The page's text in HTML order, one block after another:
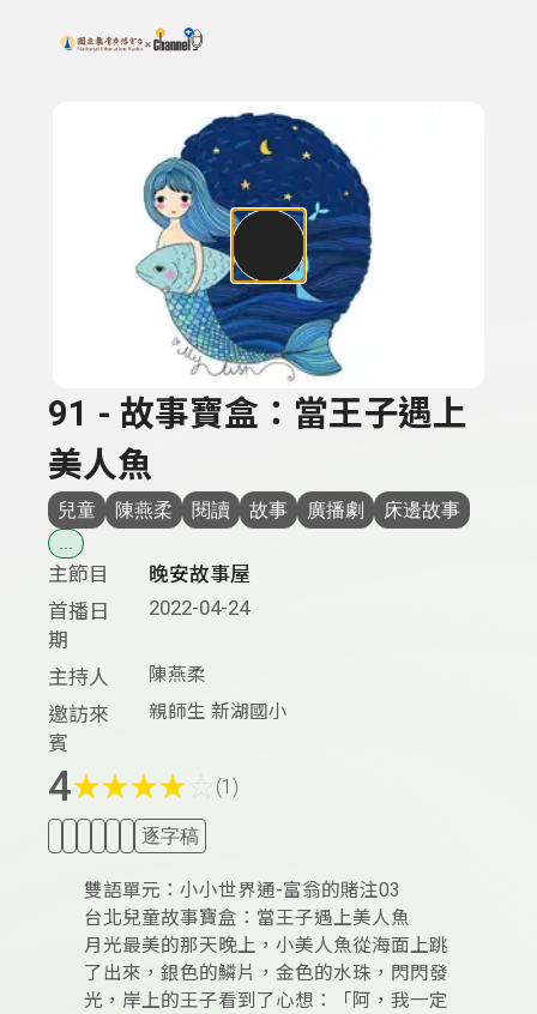
上方功能區塊
搜尋關鍵字：可輸入節目名稱、主持人或關鍵字
91 - 故事寶盒：當王子遇上
美人魚
兒童 陳燕柔 閱讀 故事 廣播劇 床邊故事
主節目
晚安故事屋
首播日
期
2022-04-24
主持人 陳燕柔
邀訪來
賓
親師生 新湖國小
4★★★★ (1)
逐字稿
雙語單元：小小世界通-富翁的賭注03
台北兒童故事寶盒：當王子遇上美人魚
月光最美的那天晚上，小美人魚從海面上跳
了出來，銀色的鱗片，金色的水珠，閃閃發
光，岸上的王子看到了心想：「阿，我一定